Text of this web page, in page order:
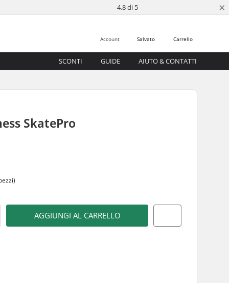
4.8 di 5 ×
Carrello
Salvato
Account
SCONTI GUIDE AIUTO & CONTATTI
SkatePro
AGGIUNGI AL CARRELLO